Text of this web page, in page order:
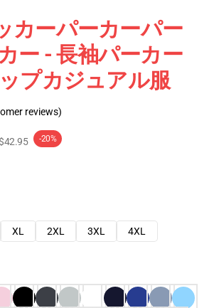
カーパーカーパー
ー - 長袖パーカー
プカジュアル服
reviews)
-20%
XL 2XL 3XL
4XL